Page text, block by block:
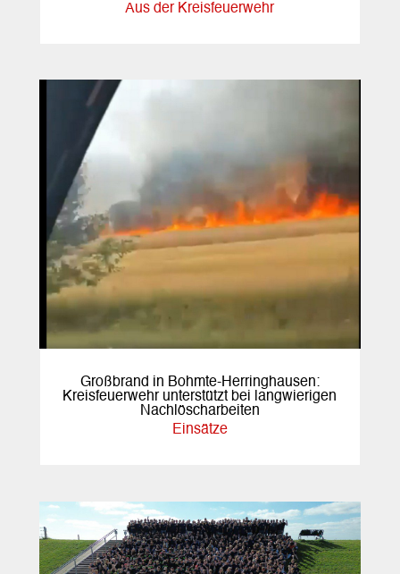
Aus der Kreisfeuerwehr
Großbrand in Bohmte-Herringhausen:
Kreisfeuerwehr unterstützt bei langwierigen
Nachlöscharbeiten
Einsätze